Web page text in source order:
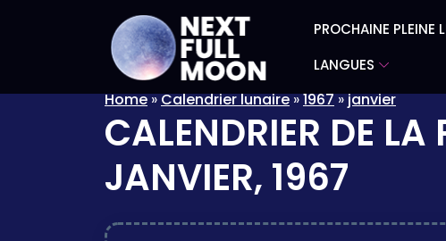
PROCHAINE PLEINE
LANGUES
Home»Calendrier lunaire»1967»janvier
CALENDRIER DE LA
JANVIER, 1967